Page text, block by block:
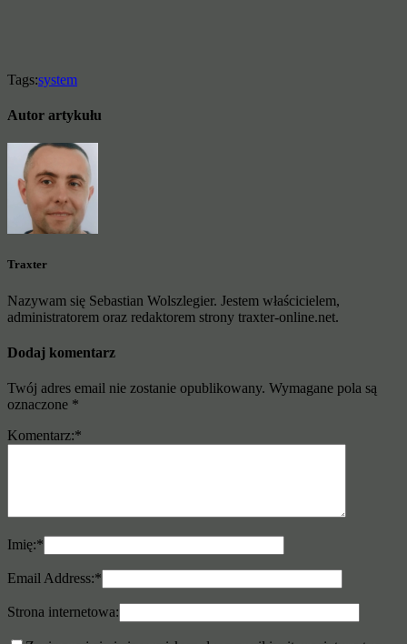
Tags:system
Autor artykułu
Traxter
Nazywam się Sebastian Wolszlegier. Jestem właścicielem,
administratorem oraz redaktorem strony traxter-online.net.
Dodaj komentarz
Twój adres email nie zostanie opublikowany. Wymagane pola są
oznaczone *
Komentarz:*
Imię:*
Email Address:*
Strona internetowa: